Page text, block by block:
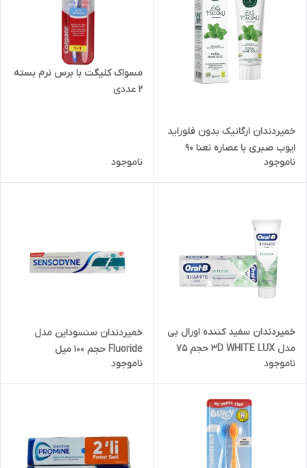
خمیردندان ارگانیک بدون فلوراید
ایوب صبری با عصاره نعنا 90
گرمی
ناموجود
مسواک کلیگت با برس نرم بسته
2 عددی
ناموجود
خمیردندان سفید کننده اورال بی
مدل 3D WHITE LUX حجم 75
میل
ناموجود
خمیردندان سنسوداین مدل
Fluoride حجم 100 میل
ناموجود